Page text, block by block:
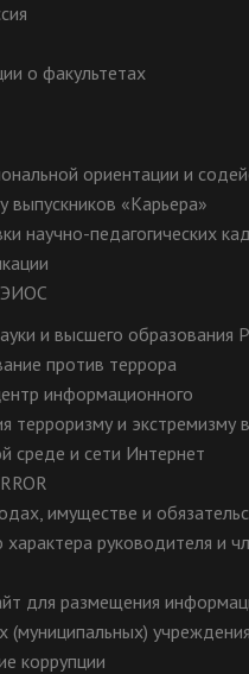
о факультетах
ориентации и
выпускников «Карьера»
научно-педагогических
ЭИОС
и высшего образования
против террора
информационного
терроризму и экстремизму в
среде и сети Интернет
имуществе и
руководителя и
для размещения
(муниципальных)
коррупции